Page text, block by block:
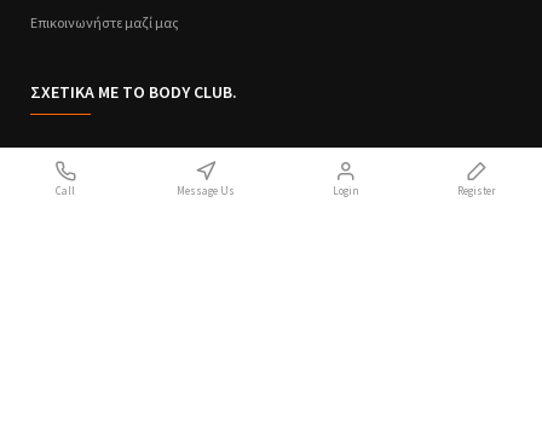
Επικοινωνήστε μαζί μας
ΣΧΕΤΙΚΑ ΜΕ ΤΟ BODY CLUB.
Call Message Us Login Register